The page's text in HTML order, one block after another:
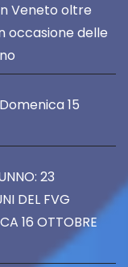
Veneto oltre
occasione delle
Domenica 15
23
DEL FVG
16 OTTOBRE